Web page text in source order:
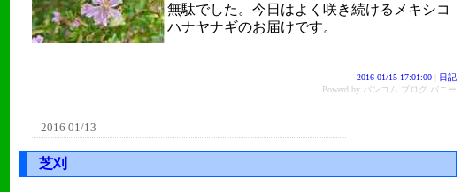
無駄でした。今日はよく咲き続けるメキシコ
ハナヤナギのお届けです。
2016 01/15 17:01:00
日記
Powerd by バンコム ブログ バニー
2016 01/13
芝刈